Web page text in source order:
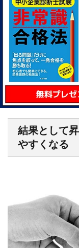
結果として
やすくなる